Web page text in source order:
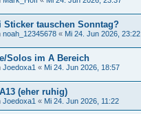
Sticker tauschen Sonntag?
noah_12345678 « Mi 24. Jun 2026, 23:22
Solos im A Bereich
Joedoxa1 « Mi 24. Jun 2026, 18:57
(eher ruhig)
Joedoxa1 « Mi 24. Jun 2026, 11:22